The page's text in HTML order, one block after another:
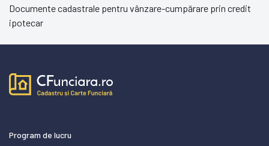
Documente cadastrale pentru vânzare-cumpărare prin credit
ipotecar
Program de lucru